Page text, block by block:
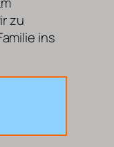
zu
ins